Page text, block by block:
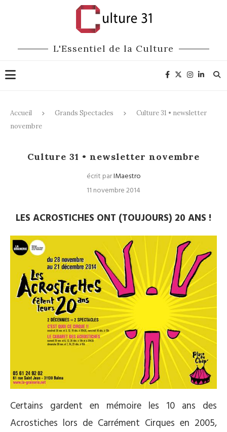
L'Essentiel de la Culture
Accueil Grands Spectacles
Culture 31 • newsletter
novembre
Culture 31 • newsletter novembre
écrit parIMaestro
11 novembre 2014
LES ACROSTICHES ONT (TOUJOURS) 20 ANS !
Certains gardent en mémoire les 10 ans des
Acrostiches lors de Carrément Cirques en 2005,